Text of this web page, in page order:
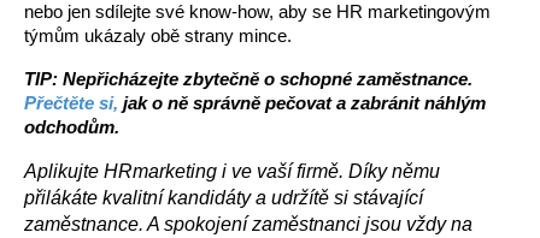
nebo jen sdílejte své know-how, aby se HR marketingovým
týmům ukázaly obě strany mince.
Přečtěte si, jak o ně správně pečovat a zabránit náhlým
odchodům.
Aplikujte HRmarketing i ve vaší firmě. Díky němu
přilákáte kvalitní kandidáty a udržítě si stávající
zaměstnance. A spokojení zaměstnanci jsou vždy na